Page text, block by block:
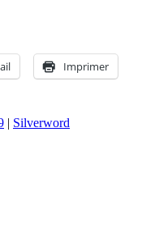
Imprimer
| Silverword